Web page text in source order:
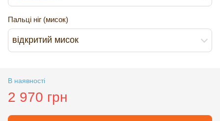
Пальці ніг (мисок)
відкритий мисок
В наявності
2 970 грн